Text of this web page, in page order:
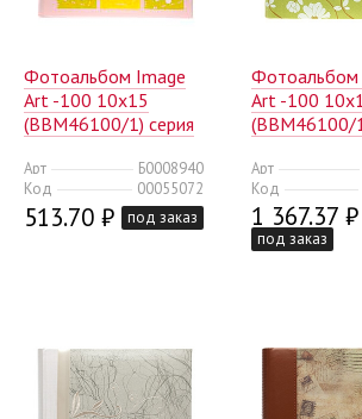
Фотоальбом Image
Art -100 10x15
(BBM46100/1) серия
Арт
Б0008940
Код
00055072
513.70 ₽ под заказ
Фотоальбом
Art -100
(BBM46100/
Арт
Код
1 367.37 ₽
под заказ